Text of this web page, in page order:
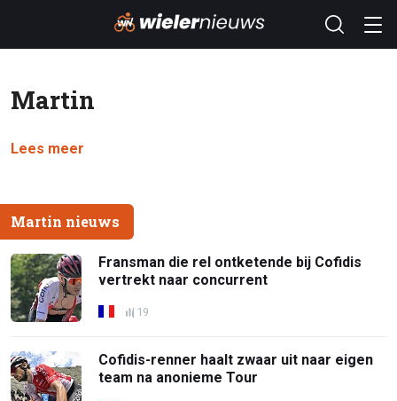
Martin
Lees meer
Martin nieuws
Fransman die rel ontketende bij Cofidis
vertrekt naar concurrent
19
Cofidis-renner haalt zwaar uit naar eigen
team na anonieme Tour